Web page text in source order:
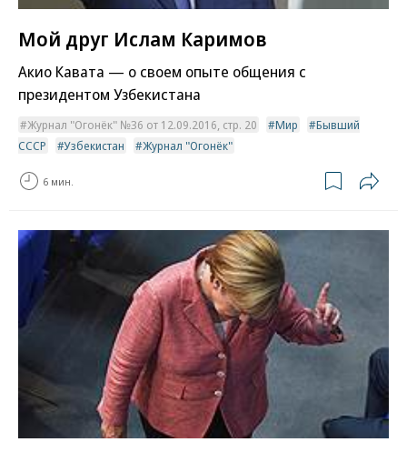
Мой друг Ислам Каримов
Акио Кавата — о своем опыте общения с
президентом Узбекистана
Журнал "Огонёк" №36 от 12.09.2016, стр. 20 Мир
Бывший
СССР
Узбекистан Журнал "Огонёк"
6 мин.